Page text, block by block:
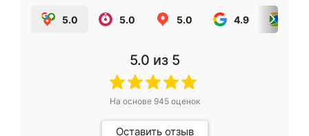
5.0 5.0 5.0 4.9
5.0 из 5
На основе 945оценок
Оставить отзыв